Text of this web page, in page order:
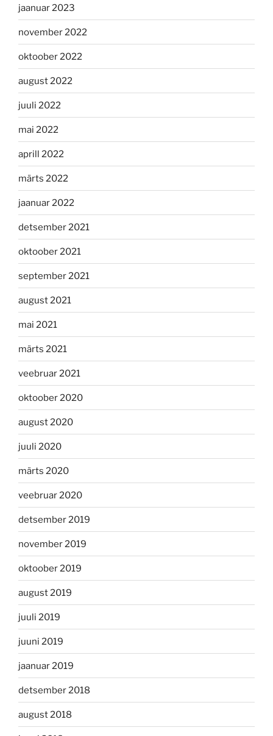
jaanuar 2023
november 2022
oktoober 2022
august 2022
juuli 2022
mai 2022
aprill 2022
märts 2022
jaanuar 2022
detsember 2021
oktoober 2021
september 2021
august 2021
mai 2021
märts 2021
veebruar 2021
oktoober 2020
august 2020
juuli 2020
märts 2020
veebruar 2020
detsember 2019
november 2019
oktoober 2019
august 2019
juuli 2019
juuni 2019
jaanuar 2019
detsember 2018
august 2018